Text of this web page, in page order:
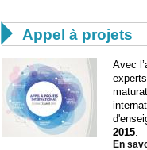
 Appel à projets
Avec
2015.
En